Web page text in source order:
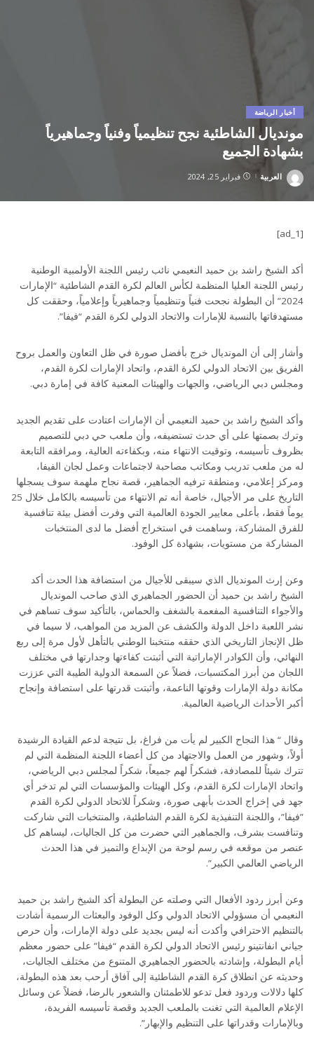
أخبار الرياضة
مونديال الشاطئية نجح تنظيمياً وفنياً وجماهيرياً
بشهادة الجميع
Posted
العربية فبراير 25, 2024
[ad_1]
أكد الشيخ راشد بن حميد النعيمي نائب رئيس اللجنة الأولمبية الوطنية
رئيس اللجنة العليا المنظمة لكأس العالم لكرة القدم الشاطئية “الإمارات
2024” أن البطولة نجحت فنياً وتنظيمياً وجماهيرياً وإعلامياً، وحققت كل
مستهدفاتها بالنسبة للإمارات والاتحاد الدولي لكرة القدم “فيفا”.
وأشار إلى أن المونديال خرج بأفضل صورة في ظل التعاون والعمل بروح
الفريق بين الاتحاد الدولي لكرة القدم، واتحاد الإمارات لكرة القدم،
ومجلس دبي الرياضي، والجهات والهيئات المعنية كافة في إمارة دبي.
وأكد الشيخ راشد بن حميد النعيمي أن الإمارات اعتادت على تقديم الجديد
وترك بصمتها على أي حدث تستضيفه، وأن ملعب حي دبي للتصميم
بظروف تأسيسه، وتوقيت الانتهاء منه، وبكفاءته العالية، ومرافقه التابعة
له من ملعب تدريب ومكاتب مصاحبة لاجتماعات وعمل لجان الفيفا،
ومركز إعلامي، ومنطقة ترفيه الجماهير، قصة نجاح ملهمة سوف يسجلها
التاريخ على مر الأجيال، خاصة أنه تم الانتهاء من تأسيسه بالكامل خلال 25
يوماً فقط، بأعلى معايير الجودة العالمية التي وفرت أفضل بيئة تنافسية
للفرق المشاركة، وساهمت في استخراج أفضل ما لدى المنتخبات
المشاركة من مستويات، بشهادة كل الوفود.
وعن إرث المونديال الذي سيبقى للأجيال من استضافة هذا الحدث أكد
الشيخ راشد بن حميد أن الحضور الجماهيري الذي صاحب المونديال
والأجواء التنافسية المفعمة بالشغف والحماس، بالتأكيد سوف تساهم في
نشر اللعبة داخل الدولة والكشف عن المزيد من المواهب، لا سيما في
ظل الإنجاز التاريخي الذي حققه منتخبنا الوطني بالتأهل لأول مرة إلى ربع
النهائي، وأن الكوادر الإماراتية التي أثبتت كفاءتها وجدارتها في مختلف
اللجان من أبرز المكتسبات، فضلاً عن السمعة الدولية الطيبة التي عززت
مكانة دولة الإمارات وقوتها الناعمة، وأثبتت قدرتها على استضافة وإنجاح
أكبر الأحداث الرياضية العالمية.
وقال “ هذا النجاح الكبير لم يأت من فراغ، بل نتيجة لدعم القيادة الرشيدة
أولاً، وشهور من العمل والاجتهاد من كل أعضاء اللجنة المنظمة التي لم
تترك شيئاً للمصادفة، فشكراً لهم جميعاً، شكراً لمجلس دبي الرياضي،
واتحاد الإمارات لكرة القدم، وكل الهيئات والمؤسسات التي لم تدخر أي
جهد في إخراج الحدث بأبهى صورة، وشكراً للاتحاد الدولي لكرة القدم
”فيفا”، واللجنة التنفيذية لكرة القدم الشاطئية، والمنتخبات التي شاركت
وتنافست بشرف، والجماهير التي حضرت من كل الجاليات، ليساهم كل
عنصر من موقعه في رسم لوحة من الإبداع والتميز في هذا الحدث
الرياضي العالمي الكبير”.
وعن أبرز ردود الأفعال التي وصلته عن البطولة أكد الشيخ راشد بن حميد
النعيمي أن مسؤولي الاتحاد الدولي وكل الوفود والبعثات الرسمية أشادت
بالتنظيم الاحترافي وأكدت أنه ليس بجديد على دولة الإمارات، وأن حرص
جياني انفانتينو رئيس الاتحاد الدولي لكرة القدم “فيفا” على حضور معظم
أيام البطولة، وإشادته بالحضور الجماهيري المتنوع من مختلف الجاليات،
وحديثه عن انطلاق كرة القدم الشاطئية إلى آفاق أرحب بعد هذه البطولة،
كلها دلالات وردود فعل تدعو للاطمئنان والشعور بالرضا، فضلاً عن وسائل
الإعلام العالمية التي تغنت بالملعب الجديد وقصة تأسيسه الفريدة،
وبالإمارات وقدراتها على التنظيم والإبهار”.